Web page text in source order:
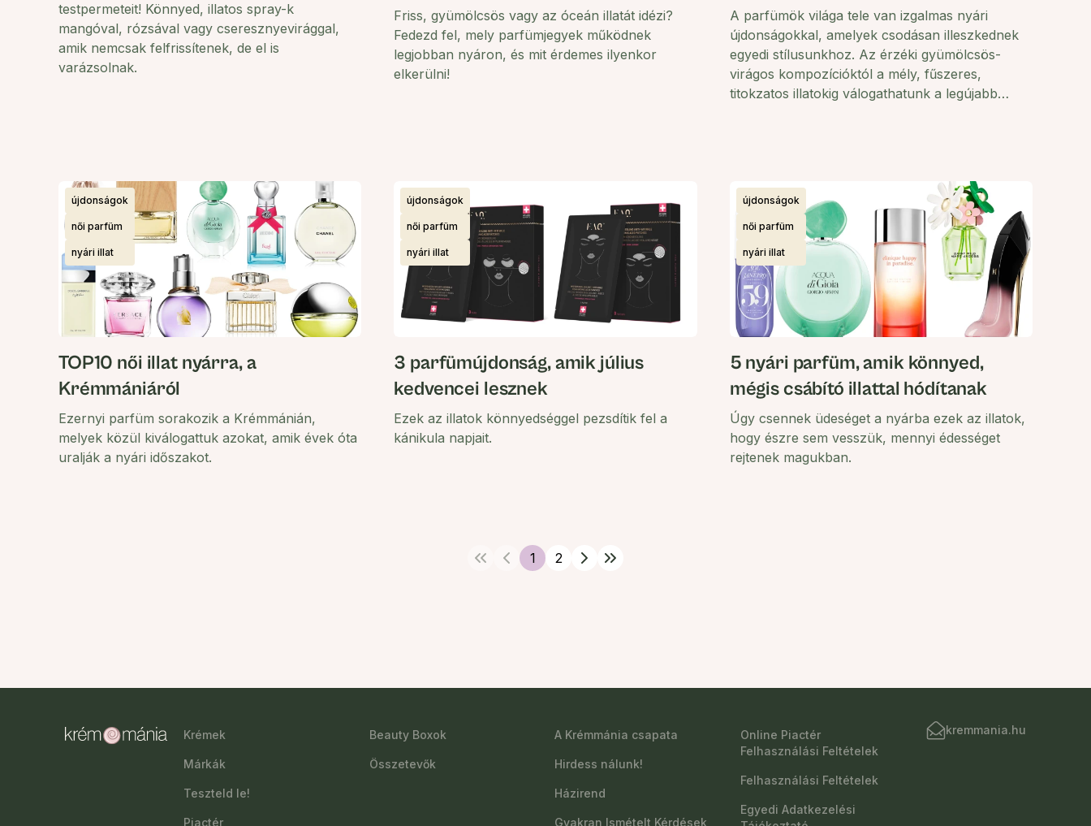
testpermeteit! Könnyed, illatos spray-k
mangóval, rózsával vagy cseresznyevirággal,
amik nemcsak felfrissítenek, de el is
varázsolnak.
Friss, gyümölcsös vagy az óceán illatát idézi?
Fedezd fel, mely parfümjegyek működnek
legjobban nyáron, és mit érdemes ilyenkor
elkerülni!
A parfümök világa tele van izgalmas nyári
újdonságokkal, amelyek csodásan illeszkednek
egyedi stílusunkhoz. Az érzéki gyümölcsös-
virágos kompozícióktól a mély, fűszeres,
titokzatos illatokig válogathatunk a legújabb
újdonságok
női parfüm
nyári illat
TOP10 női illat nyárra, a
Krémmániáról
Ezernyi parfüm sorakozik a Krémmánián,
melyek közül kiválogattuk azokat, amik évek óta
uralják a nyári időszakot.
újdonságok
női parfüm
nyári illat
3 parfümújdonság, amik július
kedvencei lesznek
Ezek az illatok könnyedséggel pezsdítik fel a
kánikula napjait.
újdonságok
női parfüm
nyári illat
5 nyári parfüm, amik könnyed,
mégis csábító illattal hódítanak
Úgy csennek üdeséget a nyárba ezek az illatok,
hogy észre sem vesszük, mennyi édességet
rejtenek magukban.
1 2
Krémek
Márkák
Teszteld le!
Piactér
Beauty Boxok
Összetevők
A Krémmánia csapata
Hirdess nálunk!
Házirend
Gyakran Ismételt Kérdések
Online Piactér
Felhasználási Feltételek
Felhasználási Feltételek
Egyedi Adatkezelési
kremmania.hu